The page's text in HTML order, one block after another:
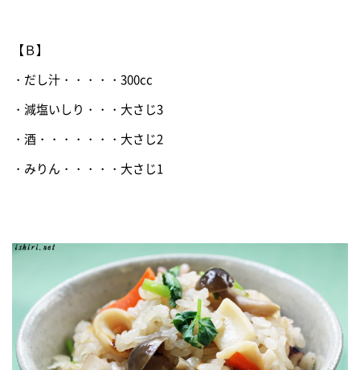
【Ｂ】
・だし汁・・・・・300cc
・減塩いしり・・・大さじ3
・酒・・・・・・・大さじ2
・みりん・・・・・大さじ1